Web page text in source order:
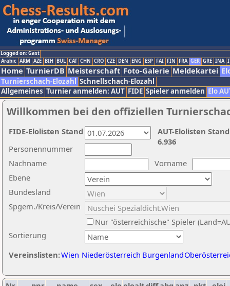
Logged on: Gast
Arabic ARM AZE BIH BUL CAT CHN CRO CZE DEN ENG ESP FAI FIN FRA GER GRE INA
Home TurnierDB Meisterschaft Foto-Galerie Meldekartei
Turnierschach-Elozahl Schnellschach-Elozahl
Allgemeines Turnier anmelden: AUT FIDE Spieler anmelden Elo
Willkommen bei den offiziellen
Nachname
Vorname
Ebene
Sortierung
Personennummer
Bundesland
Spgem./Kreis/Verein
Nur "österreichische" Spieler
Vereinslisten:Wien Niederösterreich Burgenland
AUT-Elolisten
6.936
FIDE-Elolisten Stand